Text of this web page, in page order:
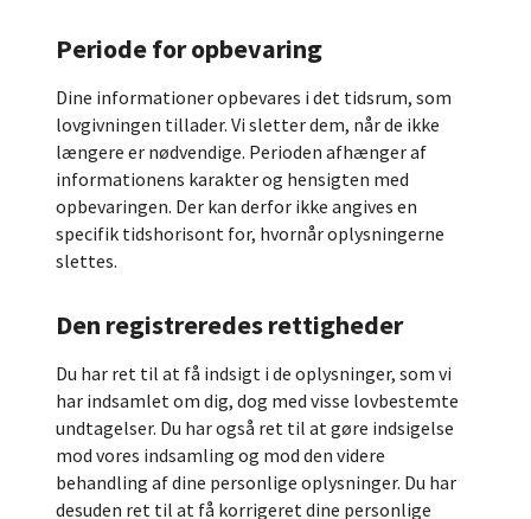
Periode for opbevaring
Dine informationer opbevares i det tidsrum, som
lovgivningen tillader. Vi sletter dem, når de ikke
længere er nødvendige. Perioden afhænger af
informationens karakter og hensigten med
opbevaringen. Der kan derfor ikke angives en
specifik tidshorisont for, hvornår oplysningerne
slettes.
Den registreredes rettigheder
Du har ret til at få indsigt i de oplysninger, som vi
har indsamlet om dig, dog med visse lovbestemte
undtagelser. Du har også ret til at gøre indsigelse
mod vores indsamling og mod den videre
behandling af dine personlige oplysninger. Du har
desuden ret til at få korrigeret dine personlige